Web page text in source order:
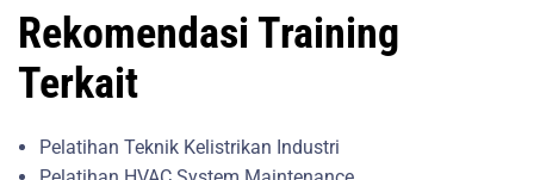
Rekomendasi Training
Terkait
Pelatihan Teknik Kelistrikan Industri